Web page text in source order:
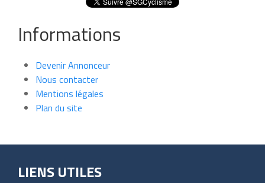
Informations
Devenir Annonceur
Nous contacter
Mentions légales
Plan du site
LIENS UTILES